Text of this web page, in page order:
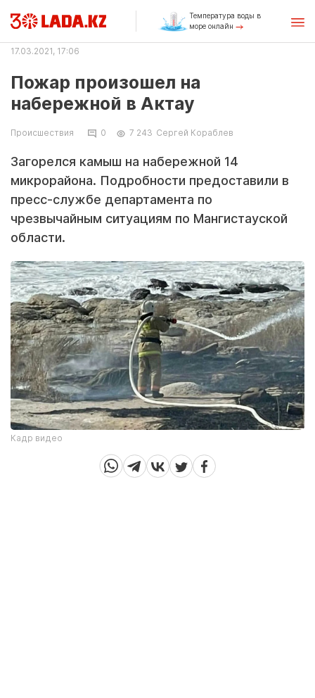
Температура воды в
море онлайн
17.03.2021, 17:06
Пожар произошел на
набережной в Актау
Происшествия 0 7 243 Сергей Кораблев
Загорелся камыш на набережной 14
микрорайона. Подробности предоставили в
пресс-службе департамента по
чрезвычайным ситуациям по Мангистауской
области.
Кадр видео